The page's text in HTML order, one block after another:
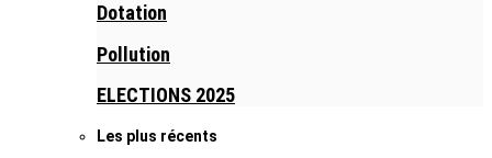
Dotation
Pollution
ELECTIONS 2025
Les plus récents